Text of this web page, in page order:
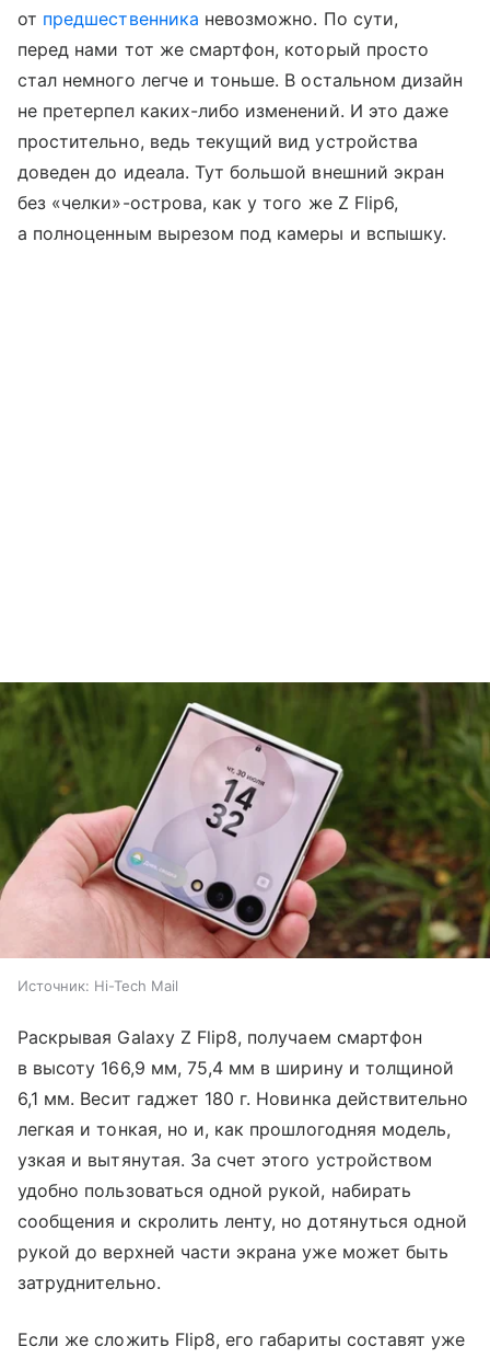
от предшественника невозможно. По сути,
перед нами тот же смартфон, который просто
стал немного легче и тоньше. В остальном дизайн
не претерпел каких-либо изменений. И это даже
простительно, ведь текущий вид устройства
доведен до идеала. Тут большой внешний экран
без «челки»-острова, как у того же Z Flip6,
а полноценным вырезом под камеры и вспышку.
Источник: Hi-Tech Mail
Раскрывая Galaxy Z Flip8, получаем смартфон
в высоту 166,9 мм, 75,4 мм в ширину и толщиной
6,1 мм. Весит гаджет 180 г. Новинка действительно
легкая и тонкая, но и, как прошлогодняя модель,
узкая и вытянутая. За счет этого устройством
удобно пользоваться одной рукой, набирать
сообщения и скролить ленту, но дотянуться одной
рукой до верхней части экрана уже может быть
затруднительно.
Если же сложить Flip8, его габариты составят уже